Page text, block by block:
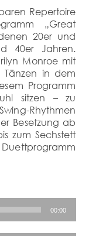
Repertoire
„Great
20er und
40er Jahren.
Monroe mit
Tänzen in dem
Programm
sitzen – zu
Rhythmen
Besetzung ab
zum Sechstett
00:00